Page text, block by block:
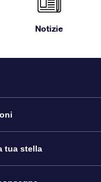
Notizie
Gift
tua stella